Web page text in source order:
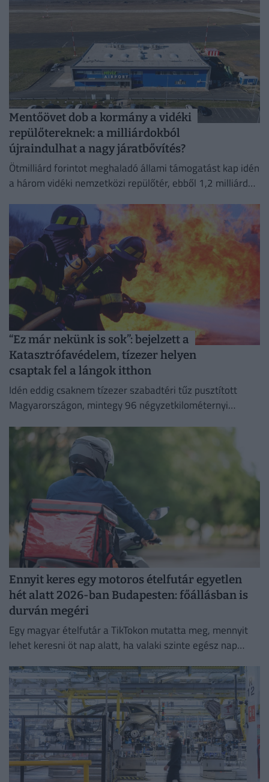
Mentőövet dob a kormány a vidéki
repülőtereknek: a milliárdokból
újraindulhat a nagy járatbővítés?
Ötmilliárd forintot meghaladó állami támogatást kap idén
a három vidéki nemzetközi repülőtér, ebből 1,2 milliárd
“Ez már nekünk is sok”: bejelzett a
Katasztrófavédelem, tízezer helyen
csaptak fel a lángok itthon
Idén eddig csaknem tízezer szabadtéri tűz pusztított
Magyarországon, mintegy 96 négyzetkilométernyi
Ennyit keres egy motoros ételfutár egyetlen
hét alatt 2026-ban Budapesten: főállásban is
durván megéri
Egy magyar ételfutár a TikTokon mutatta meg, mennyit
lehet keresni öt nap alatt, ha valaki szinte egész nap